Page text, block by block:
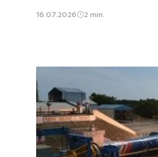
16.07.2026 2 min.